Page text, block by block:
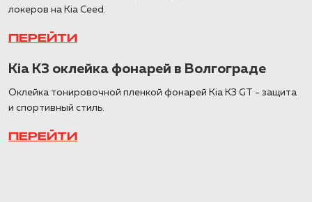
локеров на Kia Ceed.
ПЕРЕЙТИ
Kia K3 оклейка фонарей в Волгограде
Оклейка тонировочной пленкой фонарей Kia K3 GT - защита
и спортивный стиль.
ПЕРЕЙТИ